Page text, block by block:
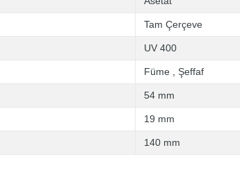
Tam Çerçeve
UV 400
Füme Şeffaf
54 mm
19 mm
140 mm